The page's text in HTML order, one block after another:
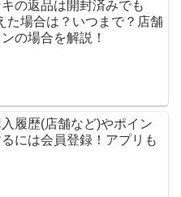
の返品は開封済みでも
た場合は？いつまで？店舗
の場合を解説！
履歴(店舗など)やポイン
るには会員登録！アプリも